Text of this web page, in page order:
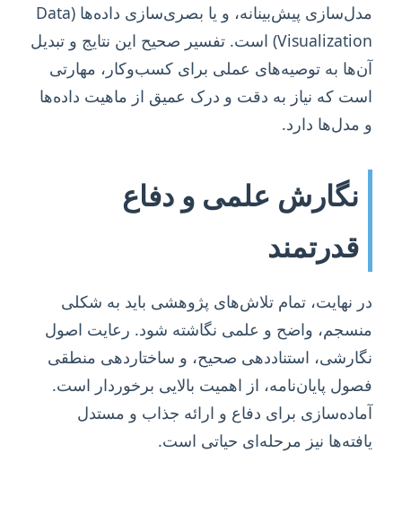
مدل‌سازی پیش‌بینانه، و یا بصری‌سازی داده‌ها (Data
Visualization) است. تفسیر صحیح این نتایج و تبدیل
آن‌ها به توصیه‌های عملی برای کسب‌وکار، مهارتی
است که نیاز به دقت و درک عمیق از ماهیت داده‌ها
و مدل‌ها دارد.
نگارش علمی و دفاع
قدرتمند
در نهایت، تمام تلاش‌های پژوهشی باید به شکلی
منسجم، واضح و علمی نگاشته شود. رعایت اصول
نگارشی، استناددهی صحیح، و ساختاردهی منطقی
فصول پایان‌نامه، از اهمیت بالایی برخوردار است.
آماده‌سازی برای دفاع و ارائه جذاب و مستدل
یافته‌ها نیز مرحله‌ای حیاتی است.